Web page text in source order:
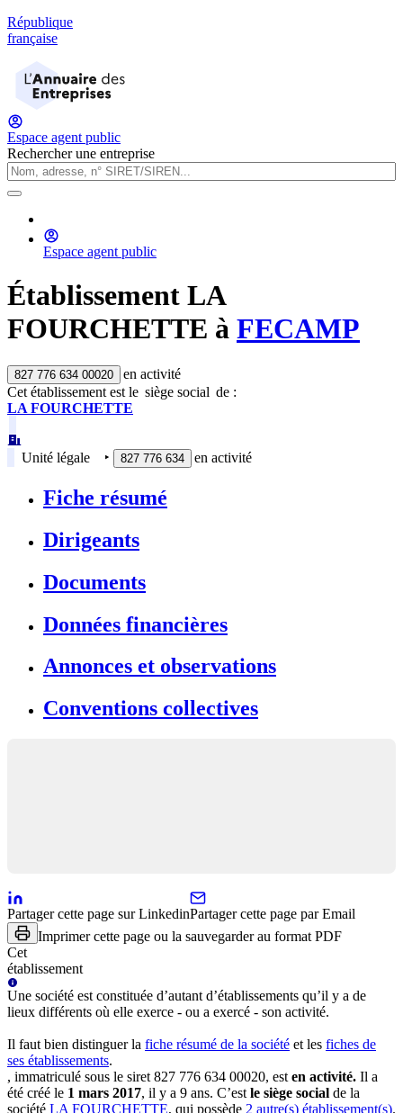
République
française
Espace agent public
Rechercher une entreprise
Espace agent public
Établissement LA
FOURCHETTE à FECAMP
827 776 634 00020
en activité
Cet établissement est le siège social de :
LA FOURCHETTE
Unité légale ‣ 827 776 634 en activité
Fiche résumé
Dirigeants
Documents
Données financières
Annonces et observations
Conventions collectives
Partager cette page sur LinkedinPartager cette page par Email
Imprimer cette page ou la sauvegarder au format PDF
Cet
établissement
Une société est constituée d’autant d’établissements qu’il y a de
lieux différents où elle exerce - ou a exercé - son activité.
Il faut bien distinguer la fiche résumé de la société et les fiches de
ses établissements.
, immatriculé sous le siret 827 776 634 00020, est en activité. Il a
été créé le 1 mars 2017, il y a 9 ans. C’est le siège social de la
société LA FOURCHETTE, qui possède 2 autre(s) établissement(s).